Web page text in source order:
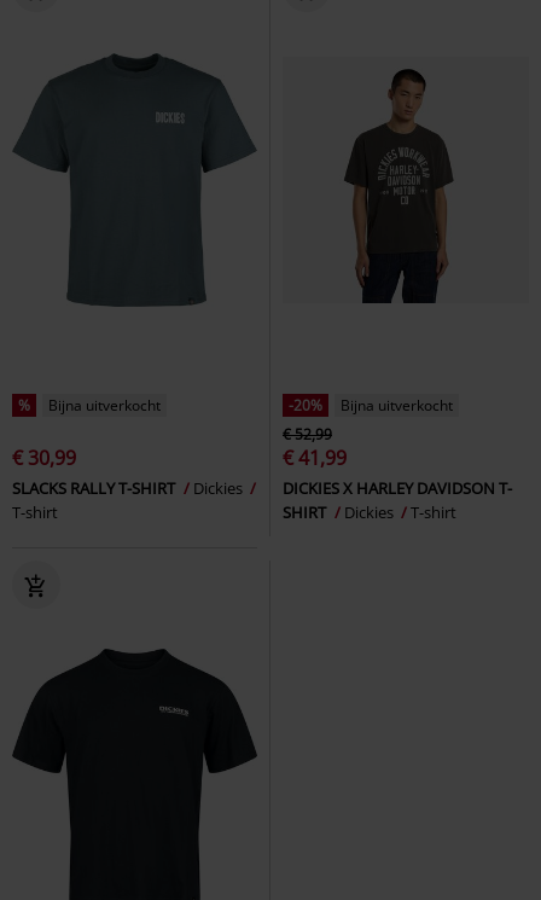
% Bijna uitverkocht
€ 30,99
SLACKS RALLY T-SHIRT
Dickies
T-shirt
-20%
Bijna uitverkocht
€ 52,99
€ 41,99
DICKIES X HARLEY DAVIDSON T-
SHIRT
Dickies T-shirt